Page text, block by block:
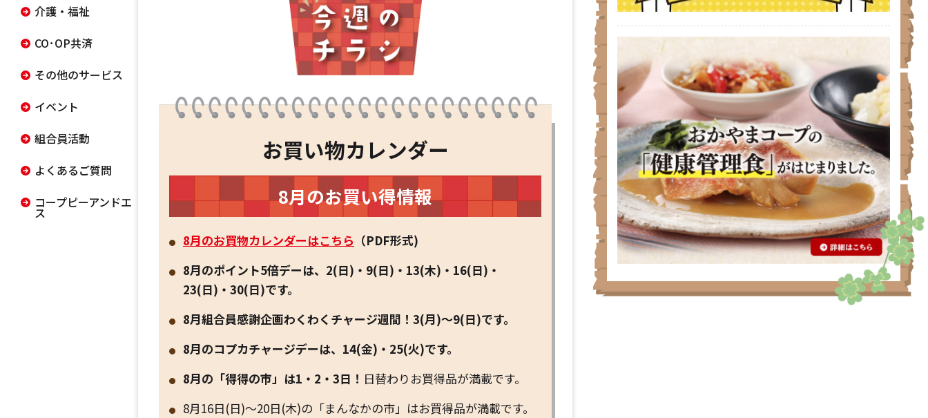
介護・福祉
CO･OP共済
その他のサービス
イベント
組合員活動
よくあるご質問
コープピーアンドエ
ス
お買い物カレンダー
8月のお買い得情報
8月のお買物カレンダーはこちら （PDF形式)
8月のポイント5倍デーは、2(日)・9(日)・13(木)・16(日)・
23(日)・30(日)です。
8月組合員感謝企画わくわくチャージ週間！3(月)～9(日)です。
8月のコプカチャージデーは、14(金)・25(火)です。
8月の「得得の市」は1・2・3日！ 日替わりお買得品が満載です。
8月16日(日)～20日(木)の「まんなかの市」はお買得品が満載です。